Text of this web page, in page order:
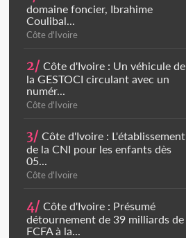
domaine foncier, Ibrahime
Coulibal...
Côte d'Ivoire
2/ Côte d'Ivoire : Un véhicule de
la GESTOCI circulant avec un
numér...
Côte d'Ivoire
3/ Côte d'Ivoire : L'établissement
de la CNI pour les enfants dès
05...
Côte d'Ivoire
4/ Côte d'Ivoire : Présumé
détournement de 39 milliards de
FCFA à la...